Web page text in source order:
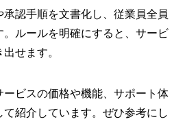
認手順を文書化し、従業員全員
ルールを明確にすると、サービ
せます。
ービスの価格や機能、サポート体
紹介しています。ぜひ参考にし